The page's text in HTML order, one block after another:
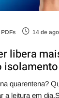
PDFs 14 de
libera
quarentena?
a leitura em